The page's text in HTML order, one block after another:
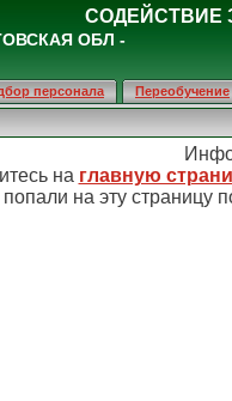
персонала Переобучение
СОДЕЙСТВИЕ
ОБЛ -
на главную
на эту страницу